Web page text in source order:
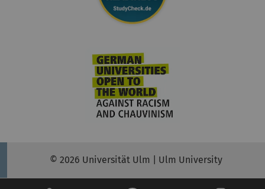
© 2026 Universität Ulm | Ulm University